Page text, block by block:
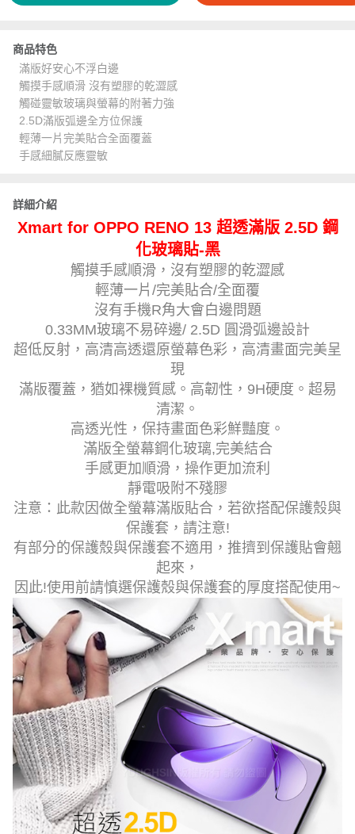
商品特色
滿版好安心不浮白邊
觸摸手感順滑 沒有塑膠的乾澀感
觸碰靈敏玻璃與螢幕的附著力強
2.5D滿版弧邊全方位保護
輕薄一片完美貼合全面覆蓋
手感細膩反應靈敏
詳細介紹
Xmart for OPPO RENO 13 超透滿版 2.5D 鋼
化玻璃貼-黑
觸摸手感順滑，沒有塑膠的乾澀感
輕薄一片/完美貼合/全面覆
沒有手機R角大會白邊問題
0.33MM玻璃不易碎邊/ 2.5D 圓滑弧邊設計
超低反射，高清高透還原螢幕色彩，高清畫面完美呈
現
滿版覆蓋，猶如裸機質感。高韌性，9H硬度。超易
清潔。
高透光性，保持畫面色彩鮮豔度。
滿版全螢幕鋼化玻璃,完美結合
手感更加順滑，操作更加流利
靜電吸附不殘膠
注意：此款因做全螢幕滿版貼合，若欲搭配保護殼與
保護套，請注意!
有部分的保護殼與保護套不適用，推擠到保護貼會翹
起來，
因此!使用前請慎選保護殼與保護套的厚度搭配使用~